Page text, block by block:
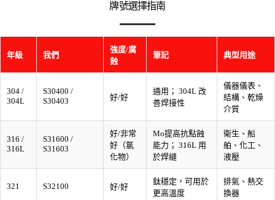
牌號選擇指南
年級 我們
強度/腐
蝕
筆記 典型用途
304 /
304L
S30400 /
S30403
好/好
通用； 304L 改
善焊接性
儀器儀表、
結構、乾燥
介質
316 /
316L
S31600 /
S31603
好/非常
好（氯
化物）
Mo提高抗點蝕
能力； 316L 用
於焊縫
衛生、船
舶、化工、
液壓
321 S32100 好/好
鈦穩定，可用於
更高溫度
排氣、熱交
換器